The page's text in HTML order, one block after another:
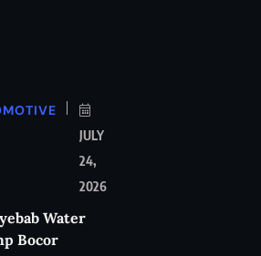
JULY
24,
2026
Water
Bocor